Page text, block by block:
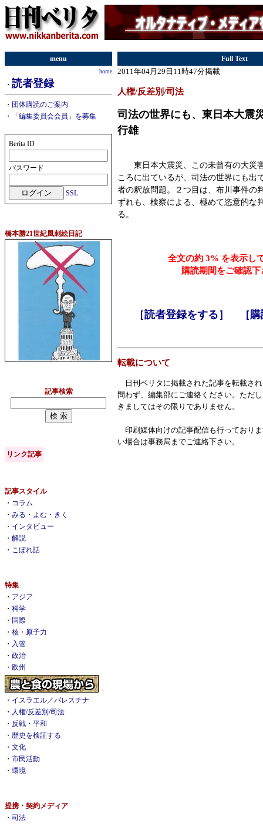
menu
home
・ 読者登録
・ 団体購読のご案内
・
「編集委員会会員」を募集
Berita ID
パスワード
SSL
橋本勝21世紀風刺絵日記
記事検索
リンク記事
記事スタイル
・ コラム
・ みる・よむ・きく
・ インタビュー
・ 解説
・ こぼれ話
特集
・ アジア
・ 科学
・ 国際
・ 核・原子力
・ 入管
・ 政治
・ 欧州
・ イスラエル／パレスチナ
・ 人権/反差別/司法
・ 反戦・平和
・ 歴史を検証する
・ 文化
・ 市民活動
・ 環境
提携・契約メディア
・ 司法
Full Text
2011年04月29日11時47分掲載
人権/反差別/司法
司法の世界にも、東日本大
行雄
東日本大震災、この未曾有の大災
ころに出ているが、司法の世界にも出
者の釈放問題。２つ目は、布川事件の
ずれも、検察による、極めて恣意的な
る。
全文の約 3% を表示し
購読期間をご確認下
［読者登録をする］ ［
転載について
日刊ベリタに掲載された記事を転載さ
問わず、編集部にご連絡ください。ただ
きましてはその限りでありません。
印刷媒体向けの記事配信も行っており
い場合は事務局までご連絡下さい。